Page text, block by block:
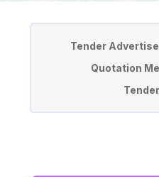
Tender
Quotation